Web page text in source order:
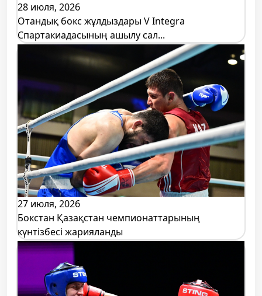
28 июля, 2026
Отандық бокс жұлдыздары V Integra
Спартакиадасының ашылу сал...
27 июля, 2026
Бокстан Қазақстан чемпионаттарының
күнтізбесі жарияланды